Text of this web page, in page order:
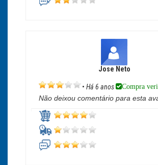
Jose Neto
• Há 6 anos Compra
Não deixou comentário para esta